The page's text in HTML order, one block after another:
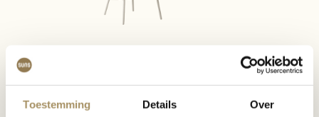
Toestemming Details Over